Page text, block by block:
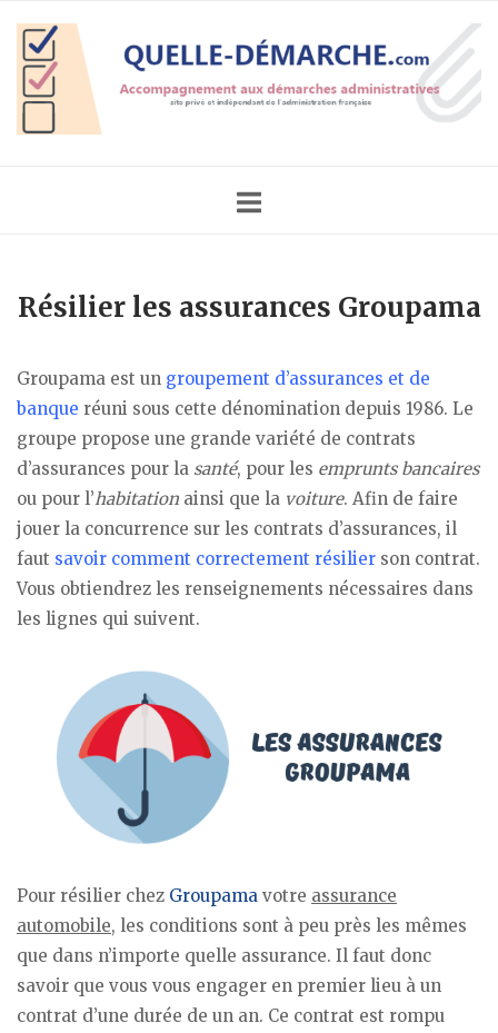
content
Home
Résilier les assurances Groupama
Groupama est un groupement d’assurances et de
banque réuni sous cette dénomination depuis 1986. Le
groupe propose une grande variété de contrats
d’assurances pour la santé, pour les emprunts bancaires
ou pour l’habitation ainsi que la voiture. Afin de faire
jouer la concurrence sur les contrats d’assurances, il
faut savoir comment correctement résilier son contrat.
Vous obtiendrez les renseignements nécessaires dans
les lignes qui suivent.
Pour résilier chez Groupama votre assurance
automobile, les conditions sont à peu près les mêmes
que dans n’importe quelle assurance. Il faut donc
savoir que vous vous engager en premier lieu à un
contrat d’une durée de un an. Ce contrat est rompu